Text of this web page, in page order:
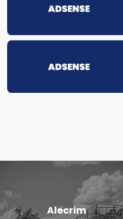
Alecrim